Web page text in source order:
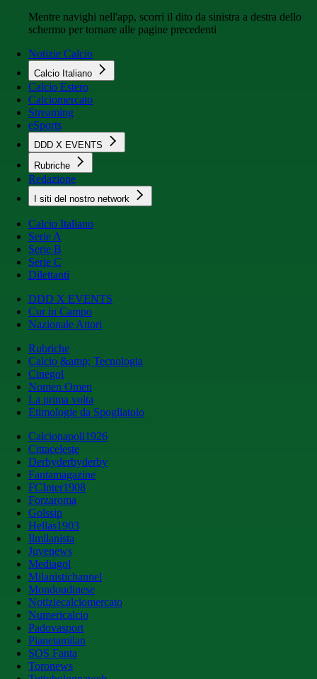
Mentre navighi nell'app, scorri il dito da sinistra a destra dello
schermo per tornare alle pagine precedenti
Notizie Calcio
Calcio Italiano
Calcio Estero
Calciomercato
Streaming
eSports
DDD X EVENTS
Rubriche
Redazione
I siti del nostro network
Calcio Italiano
Serie A
Serie B
Serie C
Dilettanti
DDD X EVENTS
Cur in Campo
Nazionale Attori
Rubriche
Calcio &amp; Tecnologia
Cinegol
Nomen Omen
La prima volta
Etimologie da Spogliatoio
Calcionapoli1926
Cittaceleste
Derbyderbyderby
Fantamagazine
FCInter1908
Forzaroma
Golssip
Hellas1903
Ilmilanista
Juvenews
Mediagol
Milanistichannel
Mondoudinese
Notiziecalciomercato
Numericalcio
Padovasport
Pianetamilan
SOS Fanta
Toronews